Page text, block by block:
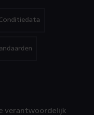
verantwoordelijk